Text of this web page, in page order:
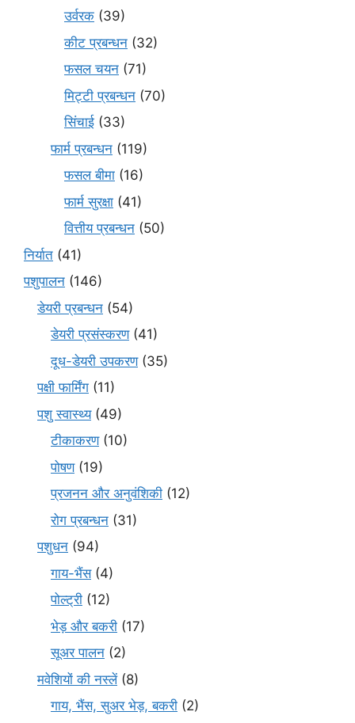
उर्वरक (39)
कीट प्रबन्धन (32)
फसल चयन (71)
मि‌ट्टी प्रबन्धन (70)
सिंचाई (33)
फार्म प्रबन्धन (119)
फसल बीमा (16)
फार्म सुरक्षा (41)
वित्तीय प्रबन्धन (50)
निर्यात (41)
पशुपालन (146)
डेयरी प्रबन्धन (54)
डेयरी प्रसंस्करण(41)
दूध-डेयरी उपकरण(35)
पक्षी फार्मिंग (11)
पशु स्वास्थ्य(49)
टीकाकरण(10)
पोषण(19)
प्रजनन और अनुवंशिकी (12)
रोग प्रबन्धन (31)
पशुधन (94)
गाय-भैंस(4)
पोल्ट्री (12)
भेड़ और बकरी (17)
सूअर पालन (2)
मवेशियों की नस्लें(8)
गाय, भैंस, सुअर भेड़, बकरी (2)